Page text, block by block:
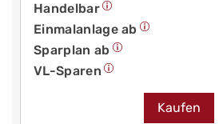
Handelbar
Einmalanlage ab
Sparplan ab
VL-Sparen
Kaufen